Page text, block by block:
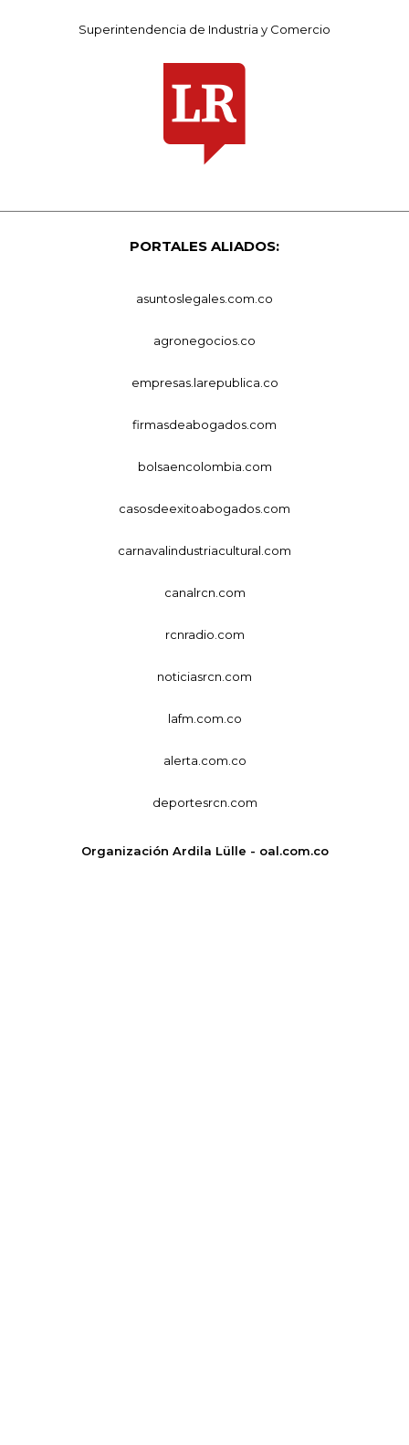
Superintendencia de Industria y Comercio
PORTALES ALIADOS:
asuntoslegales.com.co
agronegocios.co
empresas.larepublica.co
firmasdeabogados.com
bolsaencolombia.com
casosdeexitoabogados.com
carnavalindustriacultural.com
canalrcn.com
rcnradio.com
noticiasrcn.com
lafm.com.co
alerta.com.co
deportesrcn.com
Organización Ardila Lülle - oal.com.co